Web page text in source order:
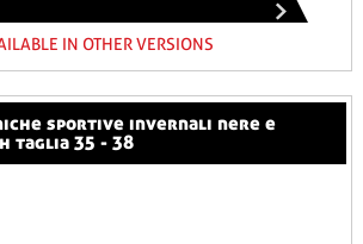
IN OTHER VERSIONS
taglia 35 - 38